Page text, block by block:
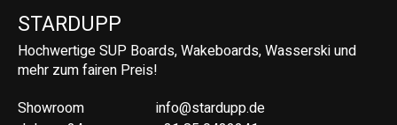
STARDUPP
Hochwertige SUP Boards, Wakeboards, Wasserski und
mehr zum fairen Preis!
Showroom
info@stardupp.de